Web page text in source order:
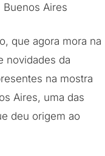
Buenos Aires
que agora mora na
novidades da
na mostra
Aires, uma das
deu origem ao